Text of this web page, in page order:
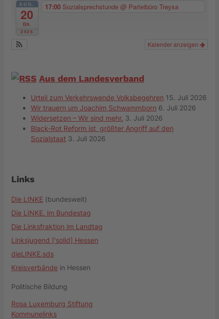
AUG.
20
Do.
2026
17:00 Sozialsprechstunde @ Parteibüro Treysa
Kalender anzeigen
Aus dem Landesverband
Urteil zum Verkehrswende Volksbegehren 15. Juli 2026
Wir trauern um Joachim Schwammborn 6. Juli 2026
Widersetzen – Wir sind mehr. 3. Juli 2026
Black-Rot Reform ist größter Angriff auf den
Sozialstaat 3. Juli 2026
Links
Die LINKE (bundesweit)
Die LINKE. im Bundestag
Die Linksfraktion im Landtag
Linksjugend ['solid] Hessen
dieLINKE.sds
Kreisverbände in Hessen
Politische Bildung
Rosa Luxemburg Stiftung
Kommunelinks